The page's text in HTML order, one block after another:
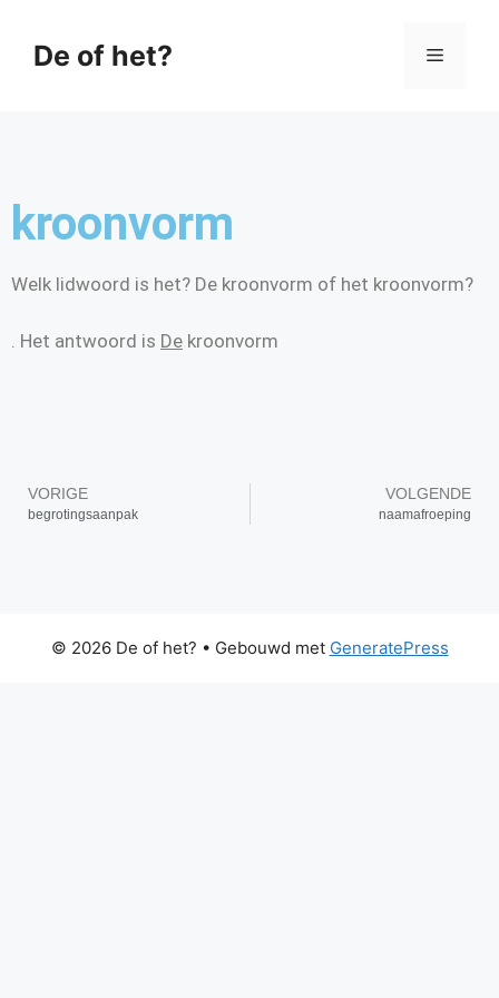
De of het?
kroonvorm
Welk lidwoord is het? De kroonvorm of het kroonvorm?
. Het antwoord is De kroonvorm
VORIGE
begrotingsaanpak
VOLGENDE
naamafroeping
© 2026 De of het? • Gebouwd met GeneratePress